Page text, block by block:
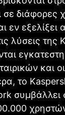
σε διάφορες
εν εξελίξει
λύσεις της
και
το
συμβάλλει